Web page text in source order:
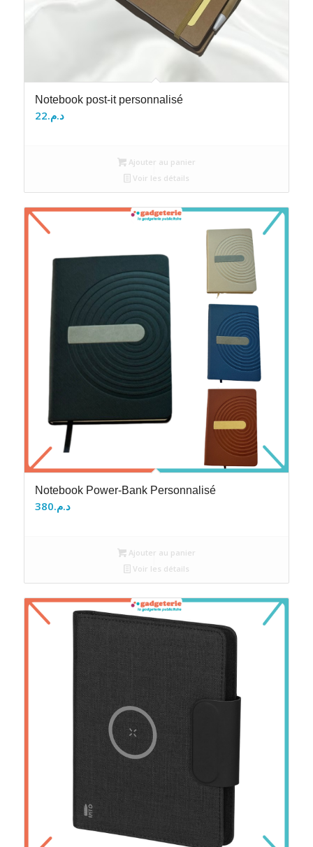
Notebook post-it personnalisé
د.م.22
Ajouter au panier
Voir les détails
Notebook Power-Bank Personnalisé
د.م.380
Ajouter au panier
Voir les détails